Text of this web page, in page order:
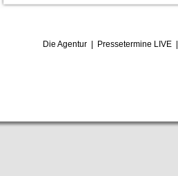
Die Agentur| Pressetermine LIVE|